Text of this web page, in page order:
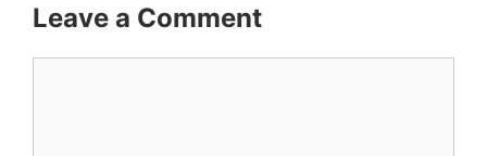
Leave a Comment